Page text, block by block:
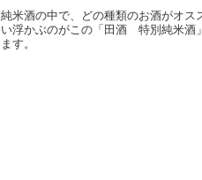
純米酒の中で、どの種類のお酒がオ
い浮かぶのがこの「田酒 特別純米酒
ます。